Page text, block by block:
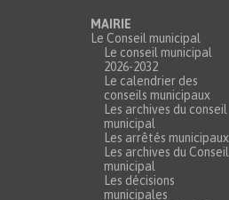
MAIRIE
Le Conseil municipal
Le conseil municipal
2026-2032
Le calendrier des
conseils municipaux
Les archives du conseil
municipal
Les arrêtés municipaux
Les archives du Conseil
municipal
Les décisions
municipales